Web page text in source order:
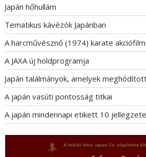
Japán hőhullám
Tematikus kávézók Japánban
A harcművésznő (1974) karate akciófilm
A JAXA új holdprogramja
Japán találmányok, amelyek
A japán vasúti pontosság titkai
A japán mindennapi etikett 10